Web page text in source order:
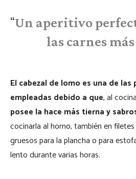
Un aperitivo
las carnes
El cabezal de lomo es una de
empleadas debido a que, al
posee la hace más tierna y
cocinarla al horno, también en
gruesos para la plancha o para
lento durante varias horas.